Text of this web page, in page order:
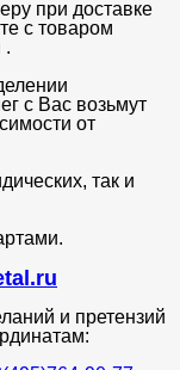
при доставке
с товаром
.
с Вас возьмут
от
так и
и претензий